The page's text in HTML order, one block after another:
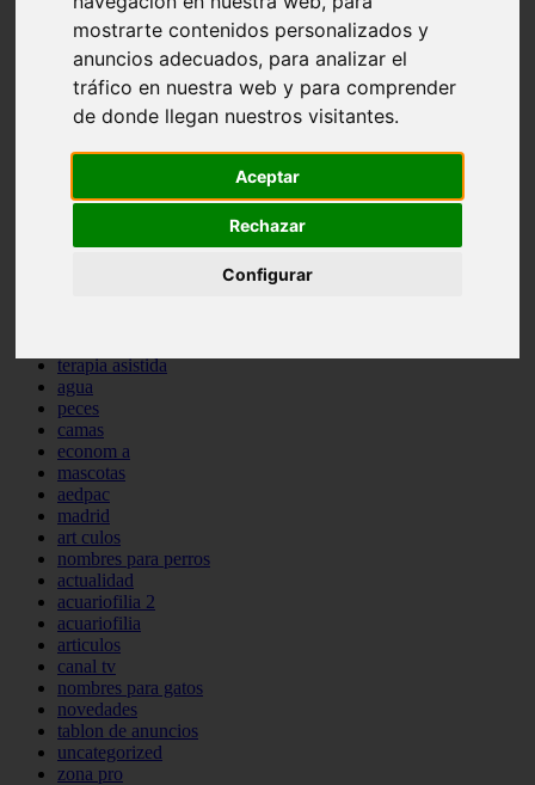
mostrarte contenidos personalizados y
anuncios adecuados, para analizar el
tráfico en nuestra web y para comprender
de donde llegan nuestros visitantes.
Aceptar
Rechazar
Configurar
protagonistas
reptiles
abandono
adopci n
ferias
higiene
snacks
iberzoo propet
terapia asistida
agua
peces
camas
econom a
mascotas
aedpac
madrid
art culos
nombres para perros
actualidad
acuariofilia 2
acuariofilia
articulos
canal tv
nombres para gatos
novedades
tablon de anuncios
uncategorized
zona pro